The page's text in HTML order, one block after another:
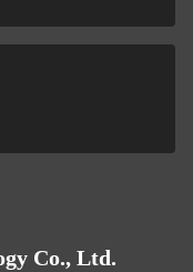
Co., Ltd.